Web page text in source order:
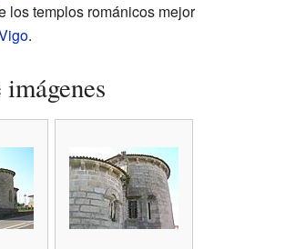
los templos románicos mejor
.